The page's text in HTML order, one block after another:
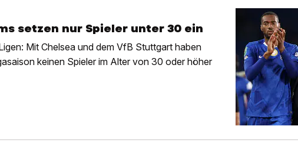
setzen nur Spieler unter 30 ein
Mit Chelsea und dem VfB Stuttgart haben
keinen Spieler im Alter von 30 oder höher